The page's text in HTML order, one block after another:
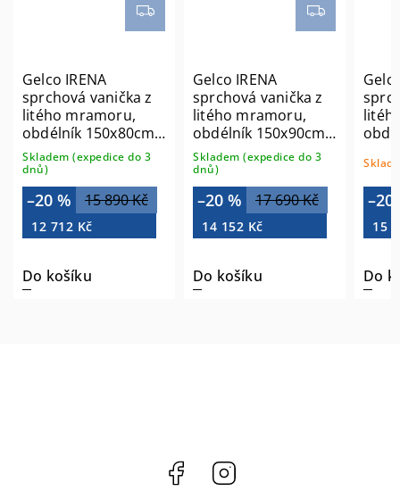
Gelco IRENA
sprchová vanička z
litého mramoru,
obdélník 150x80cm,
bílá HI15080
Skladem (expedice do 3
dnů)
15 890 Kč
–20 %
12 712 Kč
Do košíku
Gelco IRENA
sprchová vanička z
litého mramoru,
obdélník 150x90cm,
bílá HI15090
Skladem (expedice do 3
dnů)
17 690 Kč
–20 %
14 152 Kč
Do košíku
–20
15
Do
Facebook